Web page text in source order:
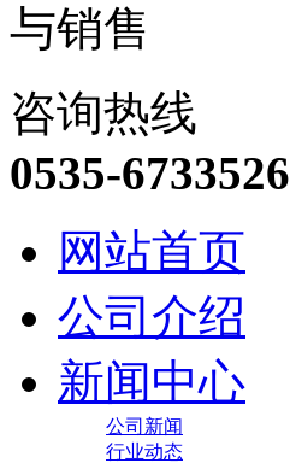
与销售
咨询热线
0535-6733526
网站首页
公司介绍
新闻中心
公司新闻
行业动态